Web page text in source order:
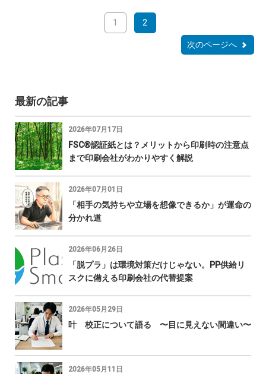
次のページへ
1 2
最新の記事
2026年07月17日
FSC®認証紙とは？メリットから印刷時の注意点
まで印刷会社がわかりやすく解説
2026年07月01日
「相手の気持ちや立場を想像できるか」が運命の
分かれ道
2026年06月26日
「脱プラ」は環境対策だけじゃない。PP供給リ
スクに備える印刷会社の代替提案
2026年05月29日
叶 校正について語る 〜目に見えない間違い〜
2026年05月11日